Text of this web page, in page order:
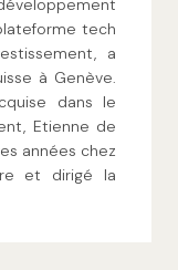
tech
a
à Genève.
dans le
Etienne de
années chez
et dirigé la